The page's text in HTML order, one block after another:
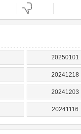
20250101
20241218
20241203
20241116